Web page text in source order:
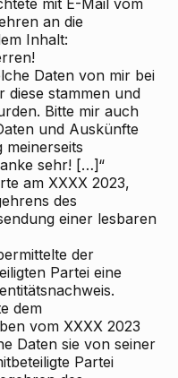
mit E-Mail vom
an die
Inhalt:
Daten von mir bei
diese stammen und
Bitte mir auch
und Auskünfte
meinerseits
sehr! […]“
am XXXX 2023,
des
einer lesbaren
der
Partei eine
dem
vom XXXX 2023
Daten sie von seiner
Partei